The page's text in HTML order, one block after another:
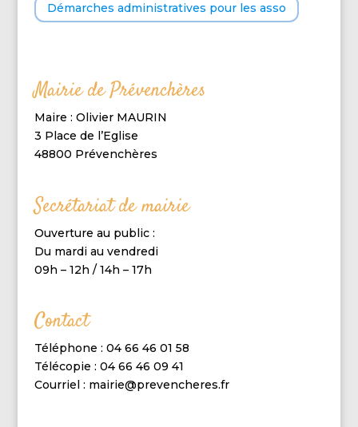
Démarches administratives pour les asso
Mairie de Prévenchères
Maire : Olivier MAURIN
3 Place de l’Eglise
48800 Prévenchères
Secrétariat de mairie
Ouverture au public :
Du mardi au vendredi
09h – 12h / 14h – 17h
Contact
Téléphone : 04 66 46 01 58
Télécopie : 04 66 46 09 41
Courriel : mairie@prevencheres.fr